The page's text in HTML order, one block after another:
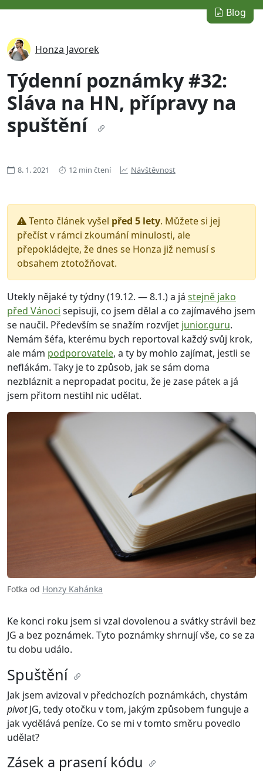
Blog
Honza Javorek
Týdenní poznámky #32:
Sláva na HN, přípravy na
spuštění
8. 1. 2021 12 min čtení Návštěvnost
Tento článek vyšel před 5 lety. Můžete si jej
přečíst v rámci zkoumání minulosti, ale
přepokládejte, že dnes se Honza již nemusí s
obsahem ztotožňovat.
Utekly nějaké ty týdny (19.12. — 8.1.) a já stejně jako
před Vánoci sepisuji, co jsem dělal a co zajímavého jsem
se naučil. Především se snažím rozvíjet junior.guru.
Nemám šéfa, kterému bych reportoval každý svůj krok,
ale mám podporovatele, a ty by mohlo zajímat, jestli se
neflákám. Taky je to způsob, jak se sám doma
nezbláznit a nepropadat pocitu, že je zase pátek a já
jsem přitom nestihl nic udělat.
Fotka od Honzy Kahánka
Ke konci roku jsem si vzal dovolenou a svátky strávil bez
JG a bez poznámek. Tyto poznámky shrnují vše, co se za
tu dobu událo.
Spuštění
Jak jsem avizoval v předchozích poznámkách, chystám
pivotJG, tedy otočku v tom, jakým způsobem funguje a
jak vydělává peníze. Co se mi v tomto směru povedlo
udělat?
Zásek a prasení kódu